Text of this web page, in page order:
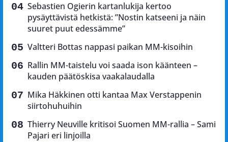
Sebastien Ogierin kartanlukija kertoo
pysäyttävistä hetkistä: ”Nostin katseeni ja näin
suuret puut edessämme”
Valtteri Bottas nappasi paikan MM-kisoihin
Rallin MM-taistelu voi saada ison käänteen –
kauden päätöskisa vaakalaudalla
Mika Häkkinen otti kantaa Max Verstappenin
siirtohuhuihin
Thierry Neuville kritisoi Suomen MM-rallia – Sami
Pajari eri linjoilla